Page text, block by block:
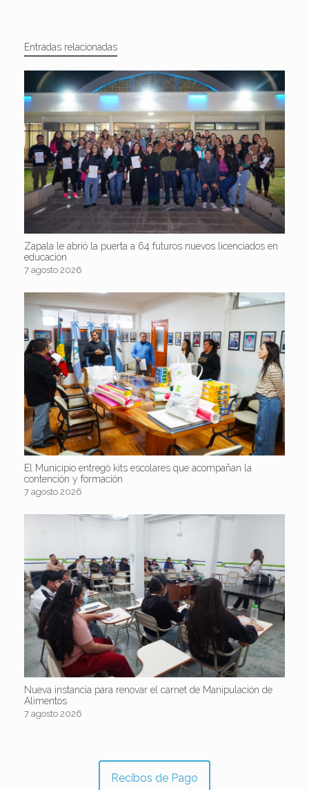
Entradas relacionadas
Zapala le abrió la puerta a 64 futuros nuevos licenciados en
educación
7 agosto 2026
El Municipio entregó kits escolares que acompañan la
contención y formación
7 agosto 2026
Nueva instancia para renovar el carnet de Manipulación de
Alimentos
7 agosto 2026
Recibos de Pago